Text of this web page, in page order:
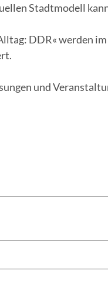
Stadtmodell
DDR« werden
und